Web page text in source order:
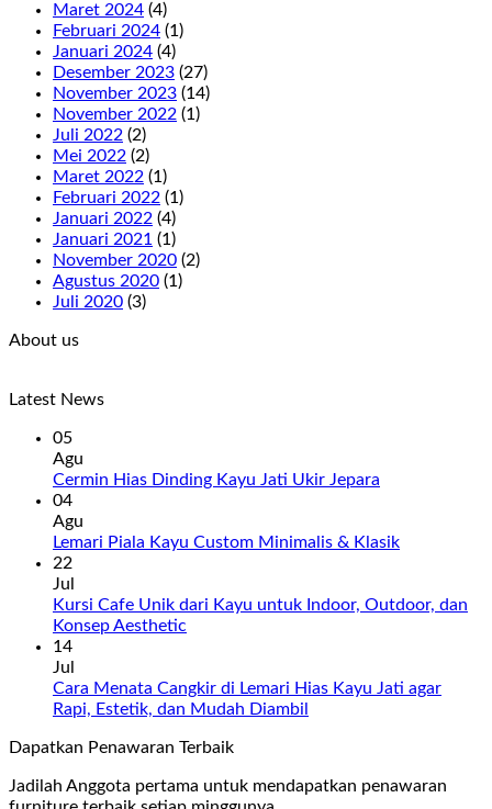
Maret 2024 (4)
Februari 2024 (1)
Januari 2024 (4)
Desember 2023 (27)
November 2023 (14)
November 2022 (1)
Juli 2022 (2)
Mei 2022 (2)
Maret 2022 (1)
Februari 2022 (1)
Januari 2022 (4)
Januari 2021 (1)
November 2020 (2)
Agustus 2020 (1)
Juli 2020 (3)
About us
Latest News
05
Agu
Cermin Hias Dinding Kayu Jati Ukir Jepara
04
Agu
Lemari Piala Kayu Custom Minimalis & Klasik
22
Jul
Kursi Cafe Unik dari Kayu untuk Indoor, Outdoor, dan
Konsep Aesthetic
14
Jul
Cara Menata Cangkir di Lemari Hias Kayu Jati agar
Rapi, Estetik, dan Mudah Diambil
Dapatkan Penawaran Terbaik
Jadilah Anggota pertama untuk mendapatkan penawaran